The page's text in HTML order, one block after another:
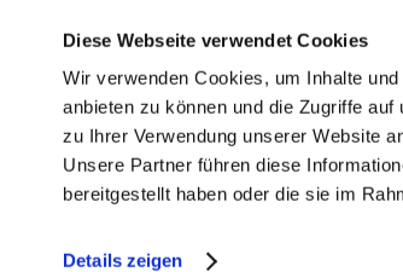
Diese Webseite verwendet Cookies
Wir verwenden Cookies, um Inhalte
anbieten zu können und die Zugriffe
zu Ihrer Verwendung unserer Website
Unsere Partner führen diese
bereitgestellt haben oder die sie im
Details zeigen